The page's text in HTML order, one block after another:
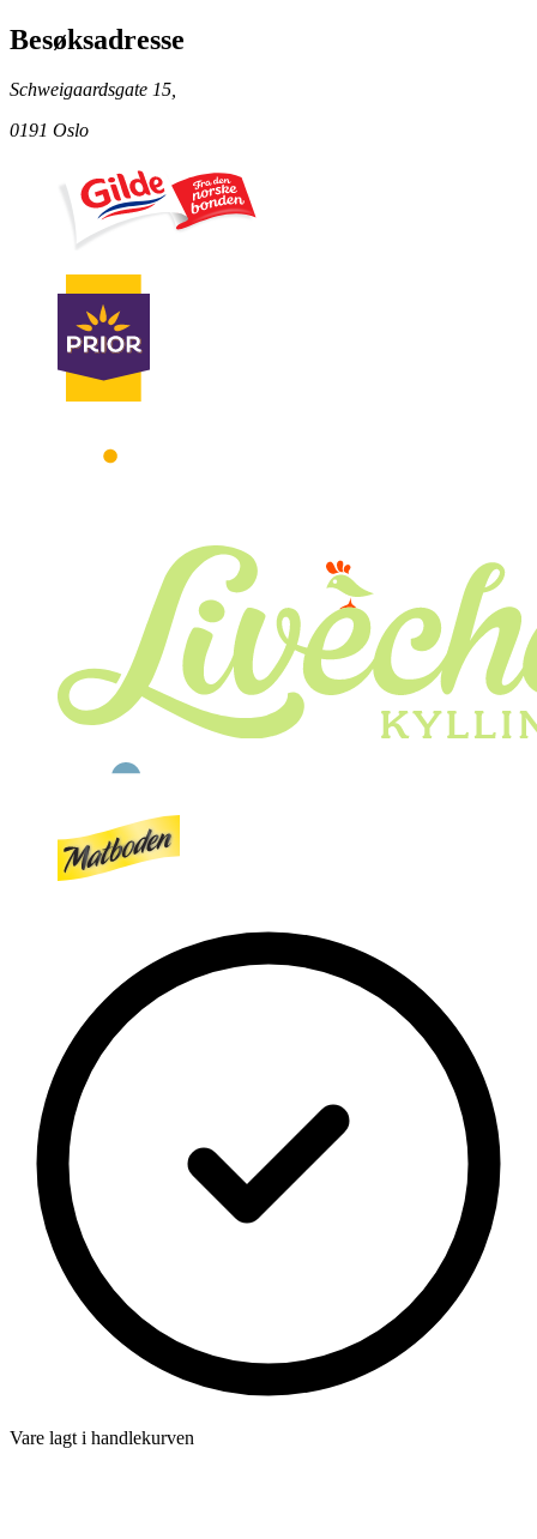
Besøksadresse
Schweigaardsgate 15,
0191 Oslo
Vare lagt i handlekurven